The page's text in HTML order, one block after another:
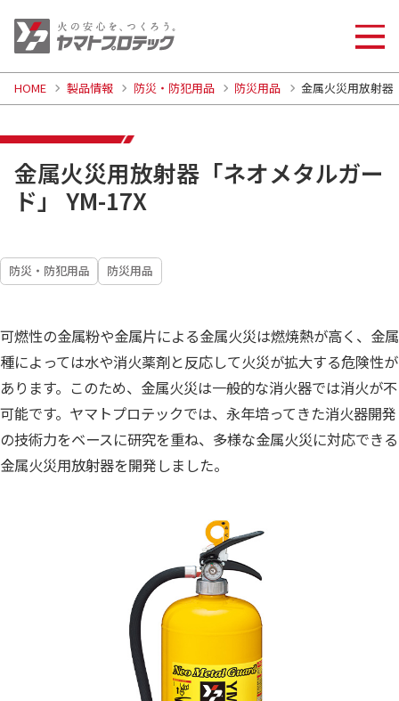
金属火災用放射器「ネオメタルガー
ド」 YM-17X
HOME 製品情報 防災・防犯用品 防災用品 金属火災用放射器
防災・防犯用品 防災用品
可燃性の金属粉や金属片による金属火災は燃焼熱が高く、金属
種によっては水や消火薬剤と反応して火災が拡大する危険性が
あります。このため、金属火災は一般的な消火器では消火が不
可能です。ヤマトプロテックでは、永年培ってきた消火器開発
の技術力をベースに研究を重ね、多様な金属火災に対応できる
金属火災用放射器を開発しました。